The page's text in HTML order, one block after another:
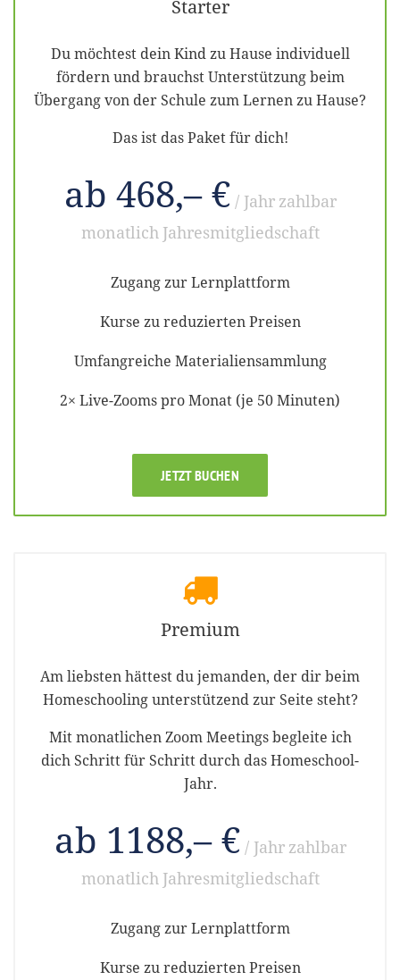
Starter
Du möchtest dein Kind zu Hause individuell
fördern und brauchst Unterstützung beim
Übergang von der Schule zum Lernen zu Hause?
Das ist das Paket für dich!
ab 468,– € / Jahr zahlbar
monatlich Jahresmitgliedschaft
Zugang zur Lernplattform
Kurse zu reduzierten Preisen
Umfangreiche Materialiensammlung
2× Live-Zooms pro Monat (je 50 Minuten)
JETZT BUCHEN
Premium
Am liebsten hättest du jemanden, der dir beim
Homeschooling unterstützend zur Seite steht?
Mit monatlichen Zoom Meetings begleite ich
dich Schritt für Schritt durch das Homeschool-
Jahr.
ab 1188,– € / Jahr zahlbar
monatlich Jahresmitgliedschaft
Zugang zur Lernplattform
Kurse zu reduzierten Preisen